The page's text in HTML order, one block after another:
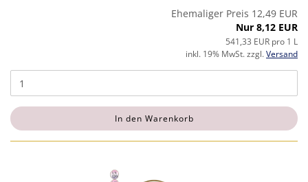
Ehemaliger Preis 12,49 EUR
Nur 8,12 EUR
541,33 EUR pro 1 L
inkl. 19% MwSt. zzgl.Versand
In den Warenkorb